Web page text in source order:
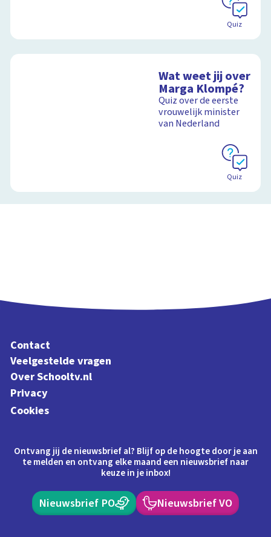
Quiz
Wat weet jij over
Marga Klompé?
Quiz over de eerste
vrouwelijk minister
van Nederland
Quiz
Contact
Veelgestelde vragen
Over Schooltv.nl
Privacy
Cookies
Ontvang jij de nieuwsbrief al? Blijf op de hoogte door je aan
te melden en ontvang elke maand een nieuwsbrief naar
keuze in je inbox!
Nieuwsbrief PO Nieuwsbrief VO